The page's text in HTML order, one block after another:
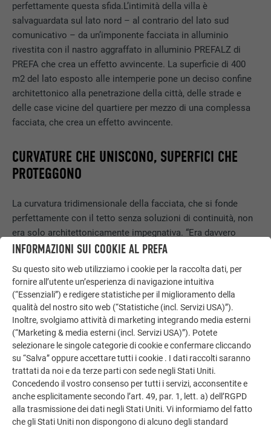
perfettamente questa sfida.L’intimità della villa è
salvaguardata sul lato nord – al contrario del lato sud
comunicativo – da un’imponente facciata in alluminio
rivestita con il nastro aggraffato in alluminio PREFALZ di
PREFA che crea un effetto avvincente. La superficie di 400
m2 del lato esposto alle intemperie pone un deciso confine
architettonico alla penetrazione della città, delle strade e
delle case vicine del quartiere per mezzo di una complessa
facciata, che crea un effetto avvincente.
CURVATURE CHE UNISCONO, SUPERFICI CHE
PROTEGGONO
La curvatura tridimensionale della facciata, che si fonde
perfettamente con il tetto senza soluzioni di continuità, non
era solo architettonicamente impegnativa. “Era davvero
necessario che qualcuno fosse in grado di realizzare una
non siamo arrivati a PREFA e al prodotto PREFALZ, cosa che
si è verificata per pura coincidenza, ma che è stato un vero
colpo di fortuna.” PREFALZ è più facile da modellare rispetto
a tutti gli altri materiali ad aggraffatura comparabili.
Consente una grande varietà di usi creativi per il tetto e la
facciata e permette di realizzare anche idee molto
stravaganti.Non solo dal punto di vista progettuale, ma
anche da quello pratico, la facciata tridimensionale curva e
alta si è rivelata qualcosa di speciale. “L’azienda di posa
Ács-Bádogos-Szigetelő Kft è un collaudato partner di PREFA
e ha fornito per il prodotto ideale il perfetto know how e
INFORMAZIONI SUI COOKIE AL PREFA
Su questo sito web utilizziamo i cookie per la raccolta dati, per
fornire all’utente un’esperienza di navigazione intuitiva
(“Essenziali”) e redigere statistiche per il miglioramento della
qualità del nostro sito web (“Statistiche (incl. Servizi USA)”).
Inoltre, svolgiamo attività di marketing integrando media esterni
(“Marketing & media esterni (incl. Servizi USA)”). Potete
selezionare le singole categorie di cookie e confermare cliccando
su “Salva” oppure accettare tutti i cookie . I dati raccolti saranno
trattati da noi e da terze parti con sede negli Stati Uniti.
Concedendo il vostro consenso per tutti i servizi, acconsentite e
anche esplicitamente secondo l’art. 49, par. 1, lett. a) dell’RGPD
alla trasmissione dei dati negli Stati Uniti. Vi informiamo del fatto
che gli Stati Uniti non dispongono di alcuno degli standard